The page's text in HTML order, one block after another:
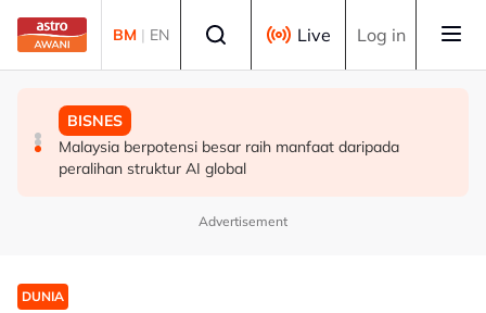
Skip to main content
BM | EN Live Log in
MALAYSIA
Jenazah Tun Mohamed Eusoff Chin selamat
dikebumikan
MALAYSIA
Perlindungan pemberi maklumat perlu diperkukuh capai
sasaran CPI 2030 - SPRM
BISNES
Malaysia berpotensi besar raih manfaat daripada
peralihan struktur AI global
Advertisement
DUNIA